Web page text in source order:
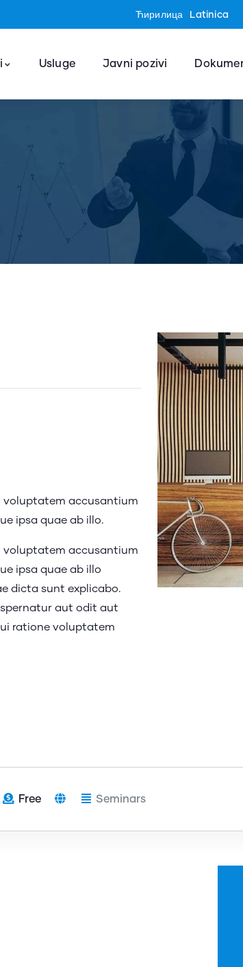
Ћирилица Latinica
Usluge Javni pozivi
voluptatem accusantium
ipsa quae ab illo.
voluptatem accusantium
ipsa quae ab illo
dicta sunt explicabo.
aut odit aut
ratione voluptatem
Free Seminars